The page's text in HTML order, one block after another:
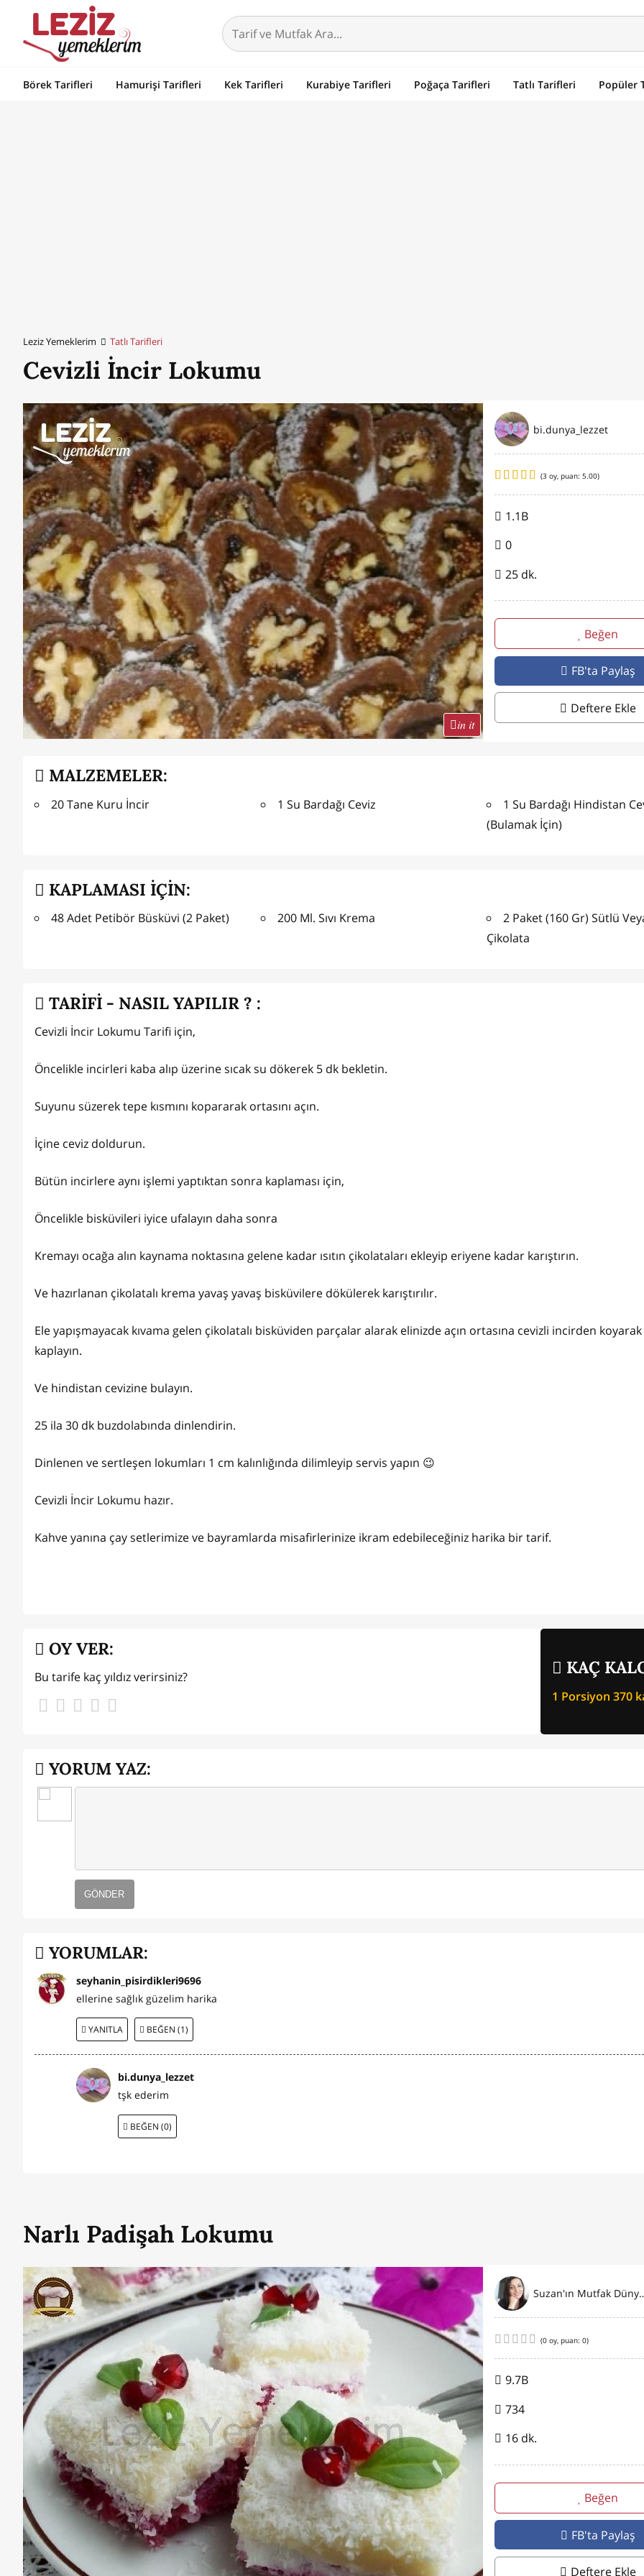
Börek Tarifleri Hamurişi Tarifleri Kek Tarifleri Kurabiye Tarifleri Poğaça Tarifleri Tatlı Tarifleri Popüler
Leziz Yemeklerim Tatlı Tarifleri
Cevizli İncir Lokumu
in it
bi.dunya_lezzet
(3 oy, puan: 5.00)
1.1B
0
25 dk.
Beğen
FB'ta Paylaş
Deftere Ekle
MALZEMELER:
20 Tane Kuru İncir 1 Su Bardağı Ceviz
1 Su Bardağı Hindistan
(Bulamak İçin)
KAPLAMASI İÇİN:
48 Adet Petibör Büsküvi (2 Paket) 200 Ml. Sıvı Krema
2 Paket (160 Gr) Sütlü
Çikolata
TARİFİ - NASIL YAPILIR ? :
Cevizli İncir Lokumu Tarifi için,
Öncelikle incirleri kaba alıp üzerine sıcak su dökerek 5 dk bekletin.
Suyunu süzerek tepe kısmını kopararak ortasını açın.
İçine ceviz doldurun.
Bütün incirlere aynı işlemi yaptıktan sonra kaplaması için,
Öncelikle bisküvileri iyice ufalayın daha sonra
Kremayı ocağa alın kaynama noktasına gelene kadar ısıtın çikolataları ekleyip eriyene kadar karıştırın.
Ve hazırlanan çikolatalı krema yavaş yavaş bisküvilere dökülerek karıştırılır.
Ele yapışmayacak kıvama gelen çikolatalı bisküviden parçalar alarak elinizde açın ortasına cevizli incirden
kaplayın.
Ve hindistan cevizine bulayın.
25 ila 30 dk buzdolabında dinlendirin.
Dinlenen ve sertleşen lokumları 1 cm kalınlığında dilimleyip servis yapın 😉
Cevizli İncir Lokumu hazır.
Kahve yanına çay setlerimize ve bayramlarda misafirlerinize ikram edebileceğiniz harika bir tarif.
KAÇ
1 Porsiyon 370
OY VER:
Bu tarife kaç yıldız verirsiniz?
YORUM YAZ:
GÖNDER
YORUMLAR:
seyhanin_pisirdikleri9696
ellerine sağlık güzelim harika
YANITLA BEĞEN (1)
bi.dunya_lezzet
tşk ederim
BEĞEN (0)
Narlı Padişah Lokumu
Suzan'ın
(0 oy, puan: 0)
9.7B
734
16 dk.
Beğen
FB'ta Paylaş
Deftere Ekle